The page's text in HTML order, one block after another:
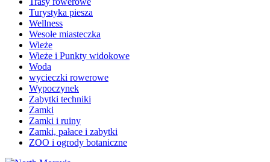
Turystyka piesza
Wellness
Wesołe miasteczka
Wieże
Wieże i Punkty widokowe
Woda
wycieczki rowerowe
Wypoczynek
Zabytki techniki
Zamki
Zamki i ruiny
Zamki, pałace i zabytki
ZOO i ogrody botaniczne